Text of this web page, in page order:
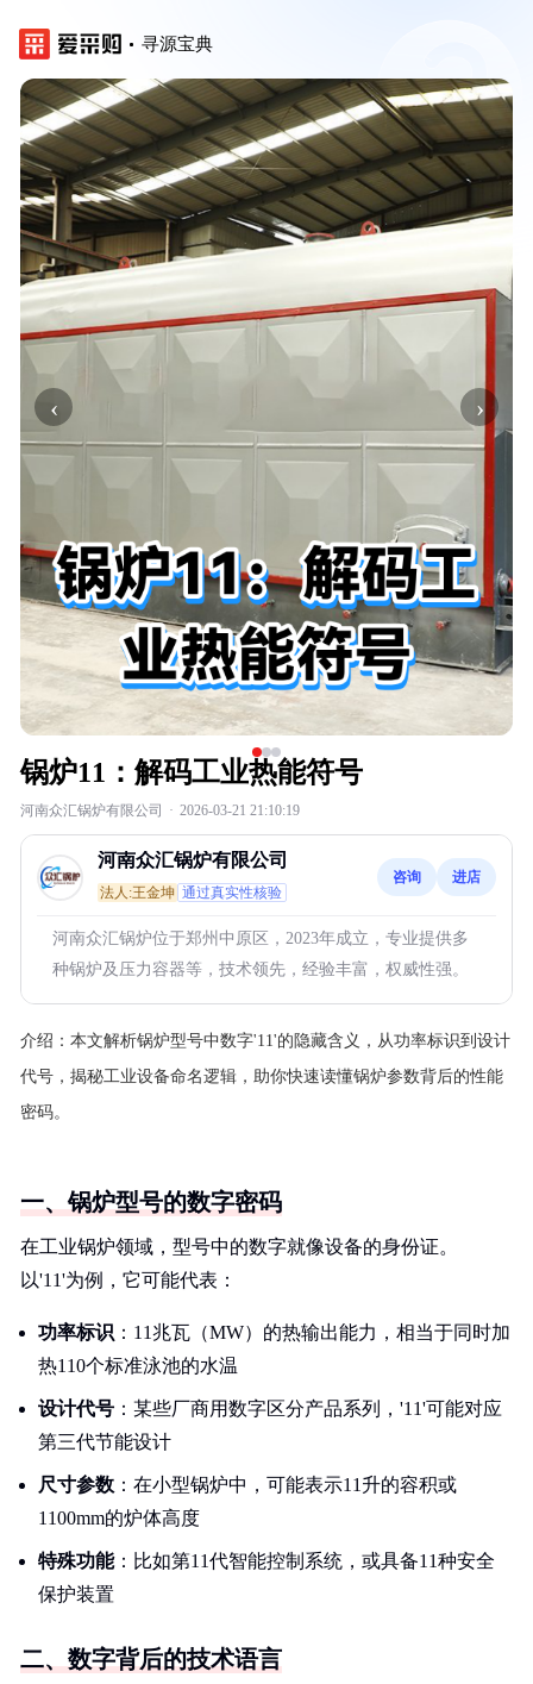
寻源宝典
‹ ›
锅炉11：解码工业热能符号
河南众汇锅炉有限公司 · 2026-03-21 21:10:19
河南众汇锅炉有限公司
法人:王金坤 通过真实性核验
咨询 进店
河南众汇锅炉位于郑州中原区，2023年成立，专业提供多
种锅炉及压力容器等，技术领先，经验丰富，权威性强。
介绍： 本文解析锅炉型号中数字'11'的隐藏含义，从功率标识到设计
代号，揭秘工业设备命名逻辑，助你快速读懂锅炉参数背后的性能
密码。
一、锅炉型号的数字密码
在工业锅炉领域，型号中的数字就像设备的身份证。
以'11'为例，它可能代表：
功率标识 ：11兆瓦（MW）的热输出能力，相当于同时加
热110个标准泳池的水温
设计代号 ：某些厂商用数字区分产品系列，'11'可能对应
第三代节能设计
尺寸参数 ：在小型锅炉中，可能表示11升的容积或
1100mm的炉体高度
特殊功能：比如第11代智能控制系统，或具备11种安全
保护装置
二、数字背后的技术语言